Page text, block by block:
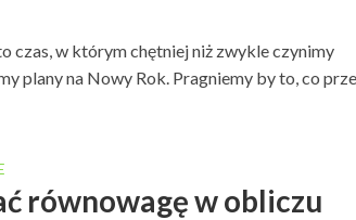
czas, w którym chętniej niż zwykle czynimy
plany na Nowy Rok. Pragniemy by to, co
równowagę w obliczu